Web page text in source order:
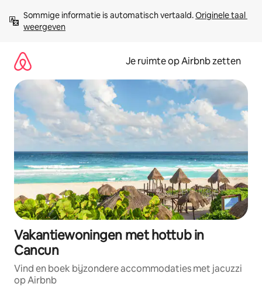
direct
naar
Sommige informatie is automatisch vertaald. Originele taal
weergeven
Je ruimte op Airbnb zetten
Vakantiewoningen met hottub in
Cancun
Vind en boek bijzondere accommodaties met jacuzzi
op Airbnb